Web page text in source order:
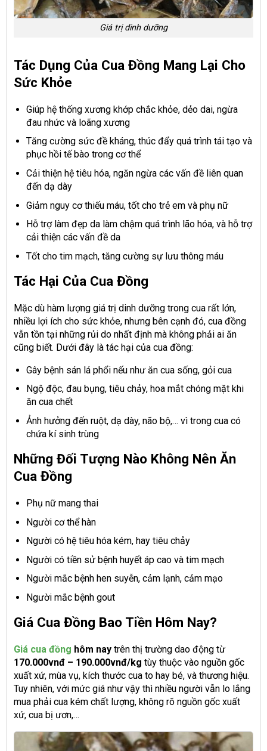
Giá trị dinh dưỡng
Tác Dụng Của Cua Đồng Mang Lại Cho
Sức Khỏe
Giúp hệ thống xương khớp chắc khỏe, dẻo dai, ngừa
đau nhức và loãng xương
Tăng cường sức đề kháng, thúc đẩy quá trình tái tạo và
phục hồi tế bào trong cơ thể
Cải thiện hệ tiêu hóa, ngăn ngừa các vấn đề liên quan
đến dạ dày
Giảm nguy cơ thiếu máu, tốt cho trẻ em và phụ nữ
Hỗ trợ làm đẹp da làm chậm quá trình lão hóa, và hỗ trợ
cải thiện các vấn đề da
Tốt cho tim mạch, tăng cường sự lưu thông máu
Tác Hại Của Cua Đồng
Mặc dù hàm lượng giá trị dinh dưỡng trong cua rất lớn,
nhiều lợi ích cho sức khỏe, nhưng bên cạnh đó, cua đồng
vẫn tồn tại những rủi do nhất định mà không phải ai ăn
cũng biết. Dưới đây là tác hại của cua đồng:
Gây bệnh sán lá phổi nếu như ăn cua sống, gỏi cua
Ngộ độc, đau bụng, tiêu chảy, hoa mắt chóng mặt khi
ăn cua chết
Ảnh hưởng đến ruột, dạ dày, não bộ,… vì trong cua có
chứa kí sinh trùng
Những Đối Tượng Nào Không Nên Ăn
Cua Đồng
Phụ nữ mang thai
Người cơ thể hàn
Người có hệ tiêu hóa kém, hay tiêu chảy
Người có tiền sử bệnh huyết áp cao và tim mạch
Người mắc bệnh hen suyễn, cảm lạnh, cảm mạo
Người mắc bệnh gout
Giá Cua Đồng Bao Tiền Hôm Nay?
Giá cua đồng hôm nay trên thị trường dao động từ
170.000vnđ – 190.000vnđ/kg tùy thuộc vào nguồn gốc
xuất xứ, mùa vụ, kích thước cua to hay bé, và thương hiệu.
Tuy nhiên, với mức giá như vậy thì nhiều người vẫn lo lắng
mua phải cua kém chất lượng, không rõ nguồn gốc xuất
xứ, cua bị ươn,…